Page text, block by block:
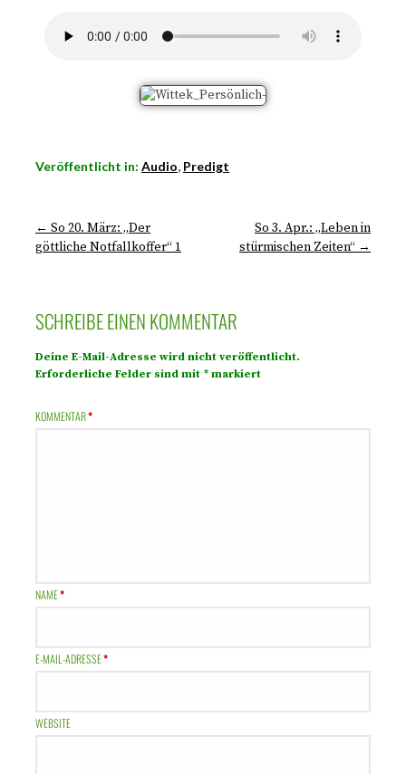
Veröffentlicht in: Audio, Predigt
← So 20. März: „Der
göttliche Notfallkoffer“ 1
So 3. Apr.: „Leben in
stürmischen Zeiten“ →
SCHREIBE EINEN KOMMENTAR
Deine E-Mail-Adresse wird nicht veröffentlicht.
Erforderliche Felder sind mit * markiert
KOMMENTAR*
NAME*
E-MAIL-ADRESSE*
WEBSITE